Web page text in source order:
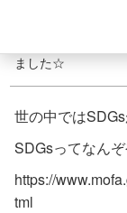
ました☆
世の中では
SDGsってなん
https://
tml